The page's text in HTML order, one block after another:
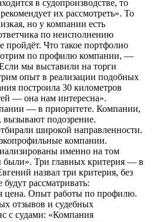
в судопроизводстве, то
их рассмотреть». То
но у компании есть
по неисполнению
пройдёт. Что такое портфолио
по профилю компании, —
мы выставили на торги
опыт в реализации подобных
построила 30 километров
— она нам интересна».
— в приоритете. Компании,
вызывают подозрение.
широкой направленности.
компании.
именно на том
были». Три главных критерия — в
назвал три критерия, без
рассматривать:
цена. Опыт работы по профилю.
отзывов и судебных
с судами: «Компания